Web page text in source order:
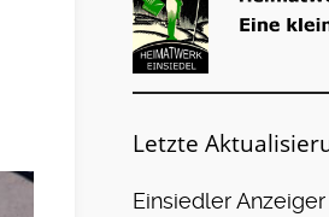
Letzte
Einsiedler